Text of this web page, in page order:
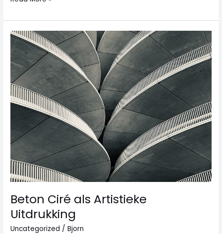
Beton Ciré als Artistieke
Uitdrukking
Uncategorized /Bjorn
Beton
Ciré
als
Artistieke
Uitdrukking